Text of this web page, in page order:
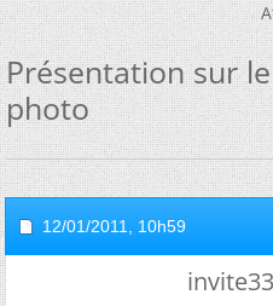
Présentation sur
photo
12/01/2011, 10h59